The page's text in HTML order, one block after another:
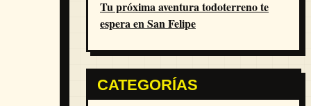
Tu próxima aventura todoterreno te
espera en San Felipe
CATEGORÍAS